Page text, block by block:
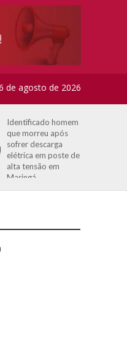
de agosto de 2026
Identificado homem
que morreu após
sofrer descarga
elétrica em poste de
alta tensão em
Maringá